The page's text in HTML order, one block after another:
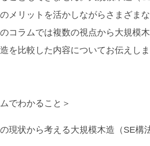
メリットを活かしながらさまざま
コラムでは複数の視点から 大規模
を比較 した内容についてお伝えし
でわかること＞
現状から考える大規模木造（SE構